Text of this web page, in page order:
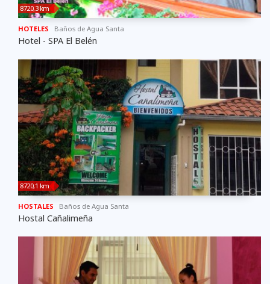
8720,3 km
HOTELES Baños de Agua Santa
Hotel - SPA El Belén
8720,1 km
HOSTALES Baños de Agua Santa
Hostal Cañalimeña